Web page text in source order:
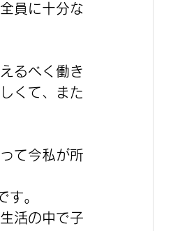
員に十分な
るべく働き
くて、また
て今私が所
す。
活の中で子